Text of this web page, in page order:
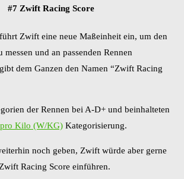
#7 Zwift Racing Score
Zwift eine neue Maßeinheit ein, um den
messen und an passenden Rennen
dem Ganzen den Namen “Zwift Racing
der Rennen bei A-D+ und beinhalteten
Kilo (W/KG) Kategorisierung.
noch geben, Zwift würde aber gerne
Racing Score einführen.